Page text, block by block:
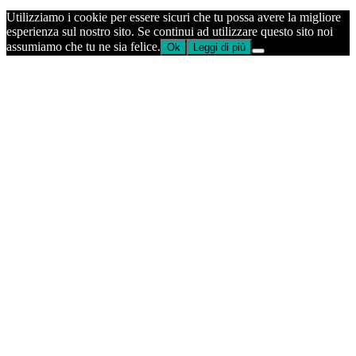
Utilizziamo i cookie per essere sicuri che tu possa avere la migliore
esperienza sul nostro sito. Se continui ad utilizzare questo sito noi
assumiamo che tu ne sia felice. Ok Leggi di più